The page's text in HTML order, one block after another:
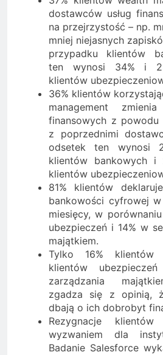
dostawców usług
na przejrzystość – np.
mniej niejasnych
przypadku klientów
ten wynosi 34% i
klientów
36% klientów
management
finansowych z powodu
z poprzednimi
odsetek ten wynosi
klientów bankowych i
klientów
81% klientów
bankowości cyfrowej
miesięcy, w
ubezpieczeń i 14% w
majątkiem.
Tylko 16% klientów
klientów
zarządzania
zgadza się z opinią,
dbają o ich dobrobyt
Rezygnacje
wyzwaniem dla
Badanie Salesforce